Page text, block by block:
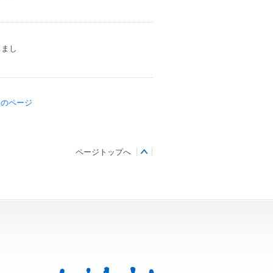
し
ページ
ページトップへ